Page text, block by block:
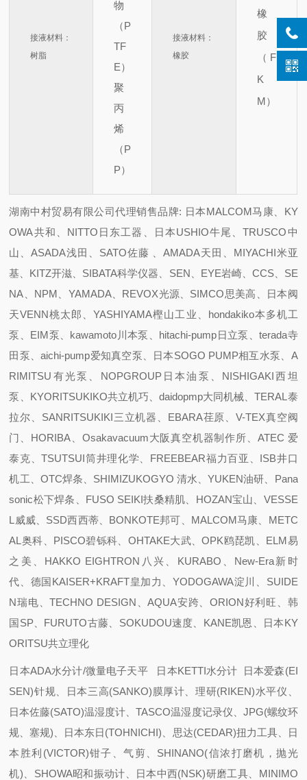
接液材料：
树脂
物
（P
TF
E）
聚
丙
烯
（P
P）
接液材料：
橡胶
橡
胶
（F
K
M）
湖南中村贸易有限公司代理销售品牌: 日本MALCOM马康、KY
OWA共和、NITTO日东工器、日本USHIO牛尾、TRUSCO中
山、ASADA浅田、SATO佐藤 、AMADA天田、MIYACHI米亚
基、KITZ开滋、SIBATA科学仪器、SEN、EYE岩崎、CCS、SE
NA、NPM、YAMADA、REVOX光源、SIMCO思美高、日本阀
天VENN桃太郎、YASHIYAMA樫山工业、hondakiko本多机工
泵、EIM泵、kawamoto川本泵、hitachi-pump日立泵、terada寺
田泵、aichi-pump爱知真空泵、日本SOGO PUMP相互水泵、A
RIMITSU有光泵、NOPGROUP日本油泵、NISHIGAKI西坦
泵、KYORITSUKIKO共立机巧、daidopmp大同机械、TERAL泰
拉尔、SANRITSUKIKI三立机器、EBARA荏原、V-TEX真空阀
门、HORIBA、Osakavacuum大阪真空机器制作所、ATEC 爱
泰克、TSUTSUI筒井理化学、FREEBEAR福力百亚、ISB井口
机工、OTC焊条、SHIMIZUKOGYO 清水、YUKEN油研、Pana
sonic松下焊条、FUSO SEIKI扶桑精肌、HOZAN宝山、VESSE
L威威、SSD西西蒂、BONKOTE邦可、MALCOM马康、METC
AL奥科、PISCO碧铄科、OHTAKE大武、OPK鸥琵凯、ELM易
之美、HAKKO EIGHTRON八兴、KURABO、New-Era新时
代、德国KAISER+KRAFT皇加力、YODOGAWA淀川、SUIDE
N瑞电、TECHNO DESIGN、AQUA安跨、ORION好利旺、韩
国SP、FURUTO古藤、SOKUDOU速度、KANE凯恩、日本KY
ORITSU共立理化
日本ADA水分计/微量电子天平 日本KETTI水分计 日本爱森(EI
SEN)针规、日本三高(SANKO)膜厚计、理研(RIKEN)水平仪、
日本佐藤(SATO)温湿度计、TASCO温湿度记录仪、JPG(螺纹环
规、塞规)、日本东日(TOHNICHI)、思达(CEDAR)扭力工具、日
本胜利(VICTOR)钳子、气剪、SHINANO(信浓打磨机，抛光
机)、SHOWA昭和振动计、日本中西(NSK)研磨工具、MINIMO